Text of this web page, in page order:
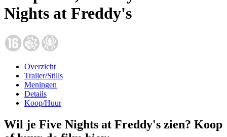
Nights at Freddy's
Overzicht
Trailer/Stills
Meningen
Details
Koop/Huur
Wil je Five Nights at Freddy's zien? Koop